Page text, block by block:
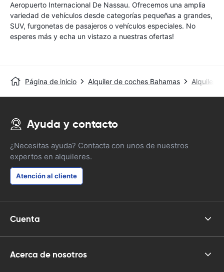
Aeropuerto Internacional De Nassau. Ofrecemos una amplia
variedad de vehículos desde categorías pequeñas a grandes,
SUV, furgonetas de pasajeros o vehículos especiales. No
esperes más y echa un vistazo a nuestras ofertas!
Página de inicio Alquiler de coches Bahamas Alquiler
Ayuda y contacto
¿Necesitas ayuda? Contacta con unos de nuestros
expertos en alquileres.
Atención al cliente
Cuenta
Acerca de nosotros